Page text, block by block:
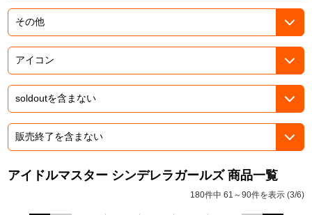
ガンダムシリーズ
ドラゴンボール
ラブライブ！
ラブライブ！サンシャイン‼
アイドルマスター シンデレラガールズ 商品一覧
180件中 61～90件を表示 (3/6)